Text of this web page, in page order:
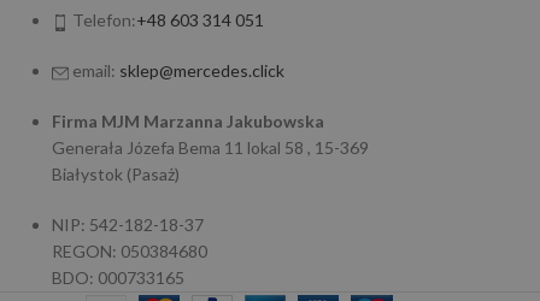
Telefon:+48 603 314 051
email: sklep@mercedes.click
Firma MJM Marzanna Jakubowska
Generała Józefa Bema 11 lokal 58 , 15-369
Białystok (Pasaż)
NIP: 542-182-18-37
REGON: 050384680
BDO: 000733165